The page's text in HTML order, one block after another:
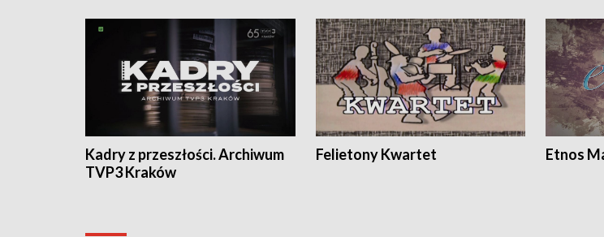
Kadry z przeszłości. Archiwum
TVP3 Kraków
Felietony Kwartet Etnos